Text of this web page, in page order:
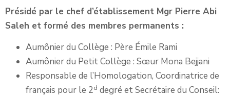
Présidé par le chef d’établissement Mgr Pierre Abi
Saleh et formé des membres permanents :
Aumônier du Collège : Père Émile Rami
Aumônier du Petit Collège : Sœur Mona Bejjani
Responsable de l’Homologation, Coordinatrice de
français pour le 2d degré et Secrétaire du Conseil: